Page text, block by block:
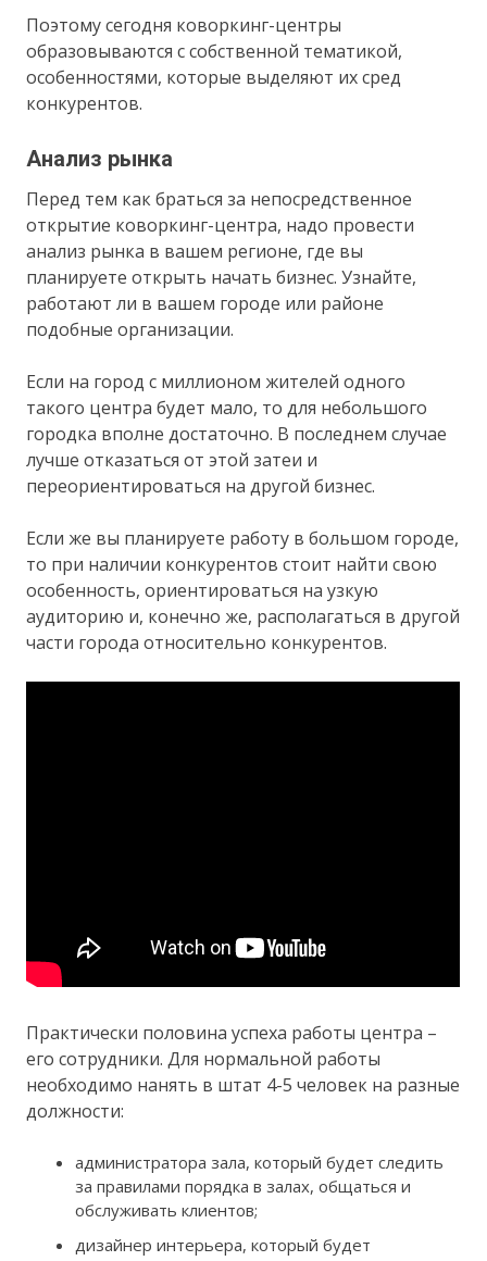
Поэтому сегодня коворкинг-центры
образовываются с собственной тематикой,
особенностями, которые выделяют их сред
конкурентов.
Анализ рынка
Перед тем как браться за непосредственное
открытие коворкинг-центра, надо провести
анализ рынка в вашем регионе, где вы
планируете открыть начать бизнес. Узнайте,
работают ли в вашем городе или районе
подобные организации.
Если на город с миллионом жителей одного
такого центра будет мало, то для небольшого
городка вполне достаточно. В последнем случае
лучше отказаться от этой затеи и
переориентироваться на другой бизнес.
Если же вы планируете работу в большом городе,
то при наличии конкурентов стоит найти свою
особенность, ориентироваться на узкую
аудиторию и, конечно же, располагаться в другой
части города относительно конкурентов.
Практически половина успеха работы центра –
его сотрудники. Для нормальной работы
необходимо нанять в штат 4-5 человек на разные
должности:
администратора зала, который будет следить
за правилами порядка в залах, общаться и
обслуживать клиентов;
дизайнер интерьера, который будет